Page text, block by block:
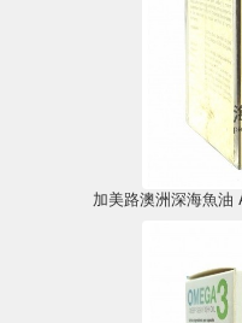
加美路澳洲深海魚